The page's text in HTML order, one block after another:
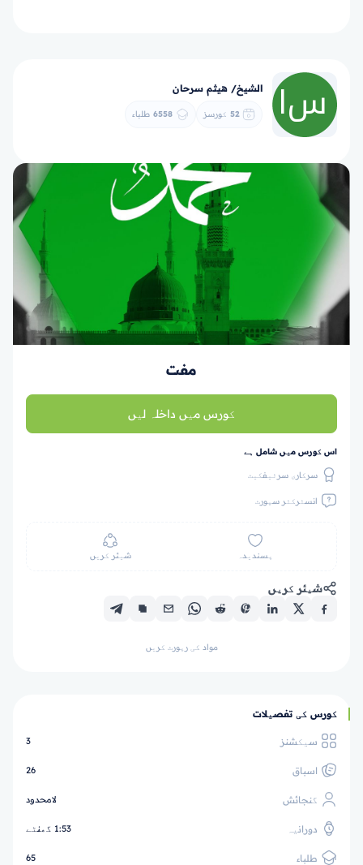
الشيخ/ هيثم سرحان
52 کورسز 6558 طلباء
مفت
کورس میں داخلہ لیں
اس کورس میں شامل ہے
سرکاری سرٹیفکیٹ
انسٹرکٹر سپورٹ
پسندیدہ شیئر کریں
شیئر کریں
مواد کی رپورٹ کریں
کورس کی تفصیلات
سیکشنز 3
اسباق 26
گنجائش لامحدود
دورانیہ 1:53 گھنٹے
طلباء 65